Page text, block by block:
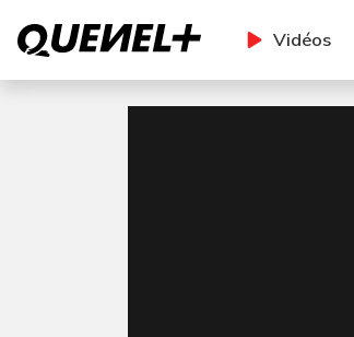
Vidéos